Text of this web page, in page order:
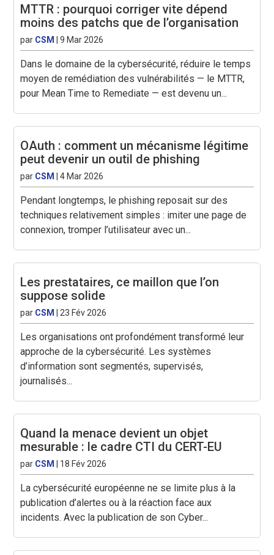
MTTR : pourquoi corriger vite dépend
moins des patchs que de l’organisation
par CSM |9 Mar 2026
Dans le domaine de la cybersécurité, réduire le temps
moyen de remédiation des vulnérabilités — le MTTR,
pour Mean Time to Remediate — est devenu un...
OAuth : comment un mécanisme légitime
peut devenir un outil de phishing
par CSM |4 Mar 2026
Pendant longtemps, le phishing reposait sur des
techniques relativement simples : imiter une page de
connexion, tromper l’utilisateur avec un...
Les prestataires, ce maillon que l’on
suppose solide
par CSM 23 Fév 2026
Les organisations ont profondément transformé leur
approche de la cybersécurité. Les systèmes
d’information sont segmentés, supervisés,
journalisés...
Quand la menace devient un objet
mesurable : le cadre CTI du CERT-EU
par CSM 18 Fév 2026
La cybersécurité européenne ne se limite plus à la
publication d’alertes ou à la réaction face aux
incidents. Avec la publication de son Cyber...